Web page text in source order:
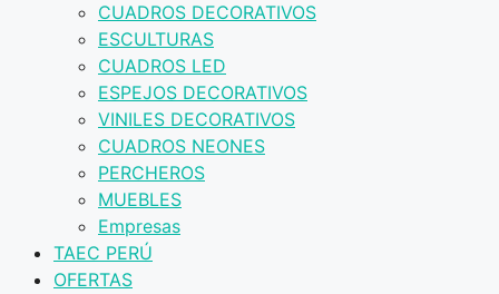
CUADROS DECORATIVOS
ESCULTURAS
CUADROS LED
ESPEJOS DECORATIVOS
VINILES DECORATIVOS
CUADROS NEONES
PERCHEROS
MUEBLES
Empresas
TAEC PERÚ
OFERTAS